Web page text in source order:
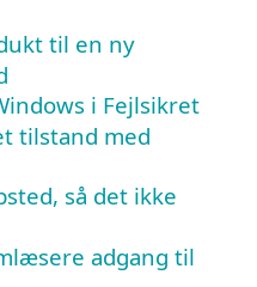
til en ny
i Fejlsikret
tilstand med
så det ikke
adgang til